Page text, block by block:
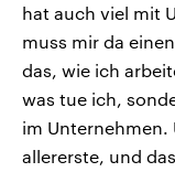
hat auch viel mit
muss mir da
das, wie ich
was tue ich,
im Unternehmen.
allererste, und